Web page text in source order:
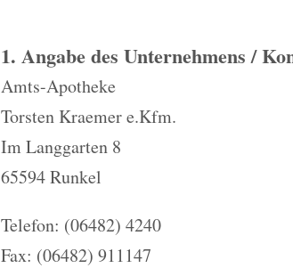
1. Angabe des Unternehmens /
Amts-Apotheke
Torsten Kraemer e.Kfm.
Im Langgarten 8
65594 Runkel
Telefon: (06482) 4240
Fax: (06482) 911147